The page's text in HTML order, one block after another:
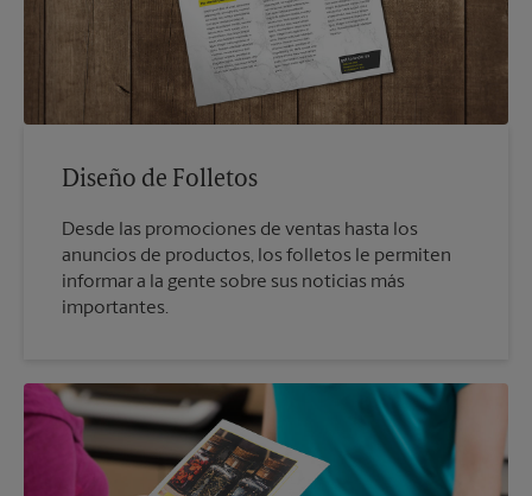
Diseño de Folletos
Desde las promociones de ventas hasta los
anuncios de productos, los folletos le permiten
informar a la gente sobre sus noticias más
importantes.